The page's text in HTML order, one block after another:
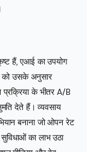
हैं, एआई का उपयोग
को उसके अनुसार
के भीतर A/B
देते हैं। व्यवसाय
बनाना जो ओपन रेट
का लाभ उठा